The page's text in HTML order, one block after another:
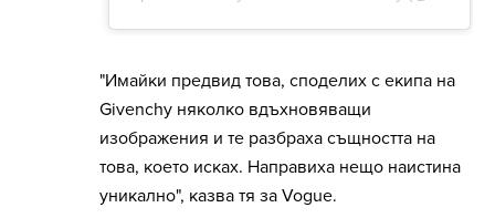
"Имайки предвид това, споделих с екипа на
Givenchy няколко вдъхновяващи
изображения и те разбраха същността на
това, което исках. Направиха нещо наистина
уникално", казва тя за Vogue.